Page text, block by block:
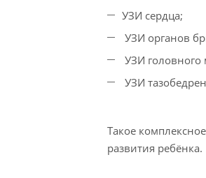
УЗИ сердца;
УЗИ органов
УЗИ головного
УЗИ
Такое
развития ребёнка.